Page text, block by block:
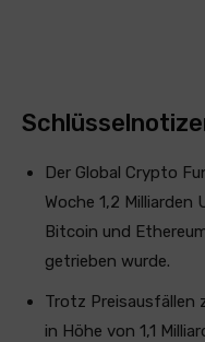
Der Global Crypto
Woche 1,2
Bitcoin und
getrieben wurde.
Trotz Preisausfällen
in Höhe von 1,1